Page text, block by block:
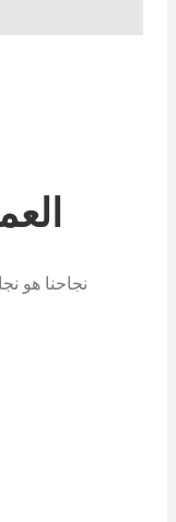
نجاحنا هو